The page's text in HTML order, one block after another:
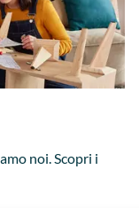
noi. Scopri i